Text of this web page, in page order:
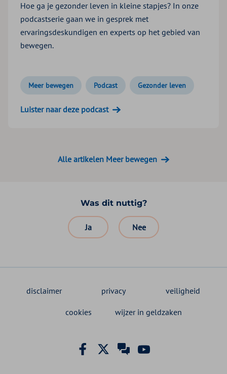
Hoe ga je gezonder leven in kleine stapjes? In onze
podcastserie gaan we in gesprek met
ervaringsdeskundigen en experts op het gebied van
bewegen.
Meer bewegen Podcast Gezonder leven
Luister naar deze podcast
Alle artikelen Meer bewegen
Was dit nuttig?
Ja Nee
disclaimer privacy veiligheid
cookies wijzer in geldzaken
Facebook Zilveren Kruis
X Zilveren Kruis
Zilveren Kruis
YouTube